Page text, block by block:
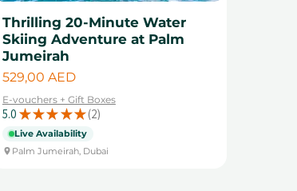
Thrilling 20-Minute Water
Skiing Adventure at Palm
Jumeirah
Цена
529,00 AED
E-vouchers + Gift Boxes
5.0 ★ ★ ★ ★ ★ 2
2
Live Availability
Palm Jumeirah, Dubai